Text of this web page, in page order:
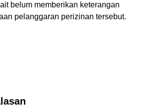
belum memberikan keterangan
pelanggaran perizinan tersebut.